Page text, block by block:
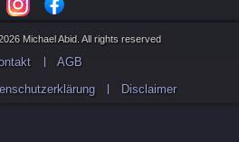
Michael Abid. All rights reserved
AGB
Disclaimer